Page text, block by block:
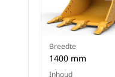
Breedte
1400 mm
Inhoud